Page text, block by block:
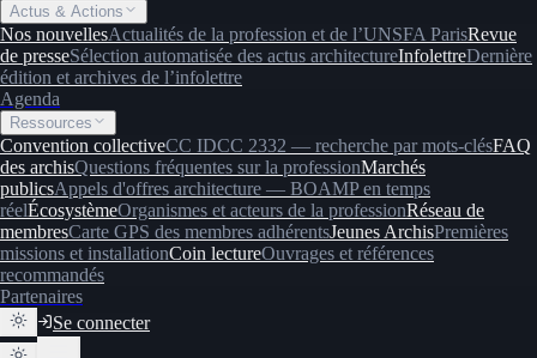
Actus & Actions
Nos nouvellesActualités de la profession et de l’UNSFA ParisRevue
de presseSélection automatisée des actus architectureInfolettreDernière
édition et archives de l’infolettre
Agenda
Ressources
Convention collectiveCC IDCC 2332 — recherche par mots-clésFAQ
des archisQuestions fréquentes sur la professionMarchés
publicsAppels d'offres architecture — BOAMP en temps
réelÉcosystèmeOrganismes et acteurs de la professionRéseau de
membresCarte GPS des membres adhérentsJeunes ArchisPremières
missions et installationCoin lectureOuvrages et références
recommandés
Partenaires
Se connecter